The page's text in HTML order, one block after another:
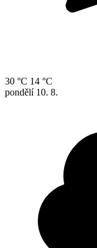
30 °C 14 °C
pondělí 10. 8.